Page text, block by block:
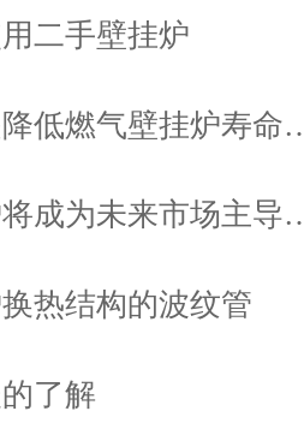
二手壁挂炉
低燃气壁挂炉寿命
成为未来市场主导
热结构的波纹管
了解